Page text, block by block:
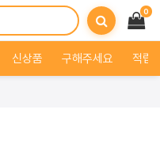
0
신상품 구해주세요 적립